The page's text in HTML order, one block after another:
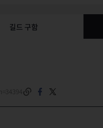
길드 구함